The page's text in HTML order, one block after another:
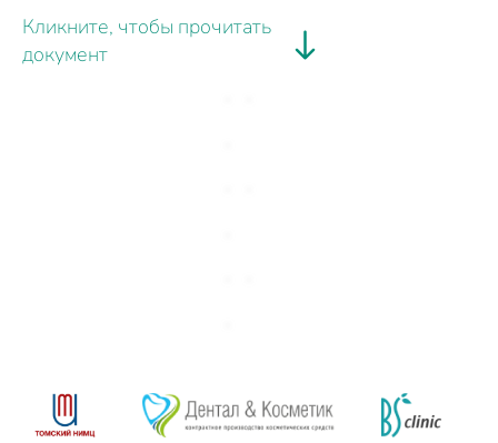
Кликните, чтобы прочитать
документ